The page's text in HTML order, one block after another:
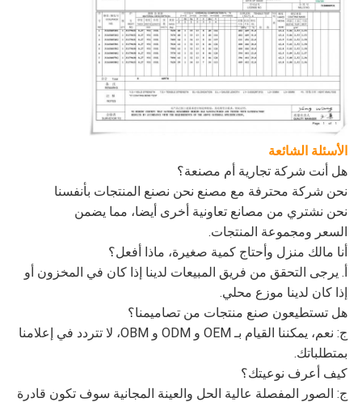
الأسئلة الشائعة
هل أنت شركة تجارية أم مصنعة؟
نحن شركة محترفة مع مصنع نحن نصنع المنتجات بأنفسنا
نحن نشتري من مصانع تعاونية أخرى أيضا، مما يضمن
السعر ومجموعة المنتجات.
أنا مالك منزل وأحتاج كمية صغيرة، ماذا أفعل؟
أ. يرجى التحقق من فريق المبيعات لدينا إذا كان في المخزون أو
إذا كان لدينا موزع محلي.
هل تستطيعون صنع منتجات من تصاميمنا؟
ج: نعم، يمكننا القيام بـ OEM و ODM و OBM، لا تتردد في إعلامنا
بمتطلباتك.
كيف أعرف نوعيتك؟
ج: الصور المفصلة عالية الحل والعينة المجانية سوف تكون قادرة